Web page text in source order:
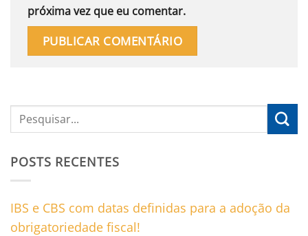
próxima vez que eu comentar.
POSTS RECENTES
IBS e CBS com datas definidas para a adoção da
obrigatoriedade fiscal!